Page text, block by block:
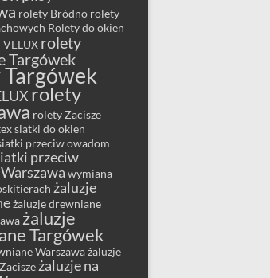
rolety Bródno rolety
Rolety do okien
rolety
Targówek
rolety
rolety Zacisze
siatki do okien
przeciw owadom
przeciw
wymiana
żaluzje
żaluzje drewniane
żaluzje
Targówek
Warszawa żaluzje
żaluzje na